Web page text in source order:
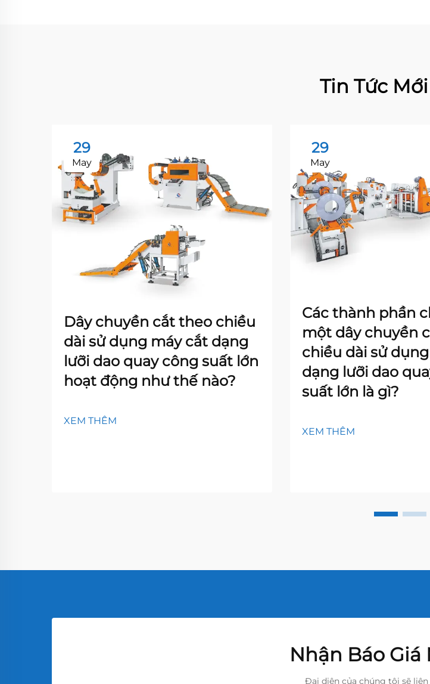
Tin Tức
29
May
Dây chuyền cắt theo chiều
dài sử dụng máy cắt dạng
lưỡi dao quay công suất lớn
hoạt động như thế nào?
XEM THÊM
29
May
Các thành phần
một dây chuyền
chiều dài sử
dạng lưỡi dao
suất lớn là gì?
XEM THÊM
Nhận Báo Giá
Đại diện của chúng tôi sẽ liên